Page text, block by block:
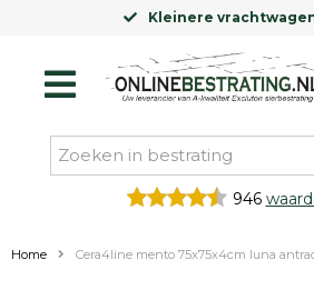
Kleinere
946
Home Cera4line mento 75x75x4cm luna